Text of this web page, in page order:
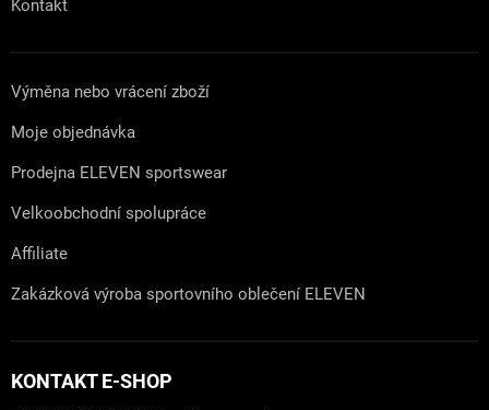
Kontakt
Výměna nebo vrácení zboží
Moje objednávka
Prodejna ELEVEN sportswear
Velkoobchodní spolupráce
Affiliate
Zakázková výroba sportovního oblečení ELEVEN
KONTAKT E-SHOP